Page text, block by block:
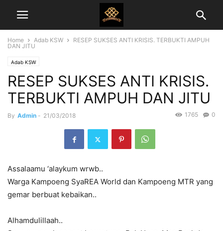
Home Adab KSW
RESEP SUKSES ANTI KRISIS. TERBUKTI AMPUH
DAN JITU
Adab KSW
RESEP SUKSES ANTI KRISIS.
TERBUKTI AMPUH DAN JITU
By Admin - 21/03/2018 0
1765
Assalaamu ‘alaykum wrwb..
Warga Kampoeng SyaREA World dan Kampoeng MTR yang
gemar berbuat kebaikan..
Alhamdulillaah..